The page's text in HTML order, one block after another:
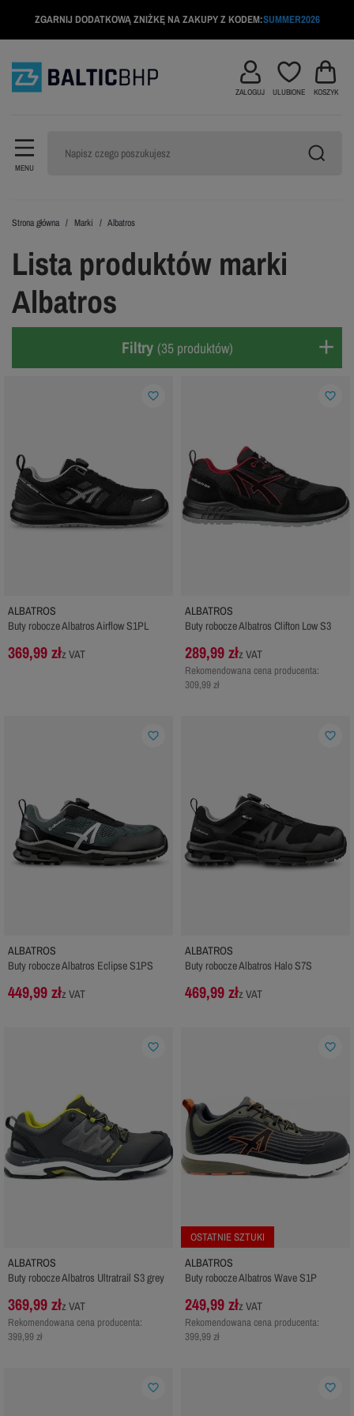
ZGARNIJ DODATKOWĄ ZNIŻKĘ NA ZAKUPY Z KODEM:SUMMER2026
MENU
ZALOGUJ ULUBIONE KOSZYK
Strona główna Marki Albatros
Lista produktów marki
Albatros
Filtry (35 produktów)
ALBATROS
Buty robocze Albatros Airflow S1PL
369,99 złz VAT
favorite_border
ALBATROS
Buty robocze Albatros Clifton Low S3
289,99 złz VAT
Rekomendowana cena producenta:
309,99 zł
favorite_border
ALBATROS
Buty robocze Albatros Eclipse S1PS
449,99 złz VAT
favorite_border
ALBATROS
Buty robocze Albatros Halo S7S
469,99 złz VAT
favorite_border
ALBATROS
Buty robocze Albatros Ultratrail S3 grey
369,99 złz VAT
Rekomendowana cena producenta:
399,99 zł
favorite_border
OSTATNIE SZTUKI
ALBATROS
Buty robocze Albatros Wave S1P
249,99 złz VAT
Rekomendowana cena producenta:
399,99 zł
favorite_border
favorite_border favorite_border